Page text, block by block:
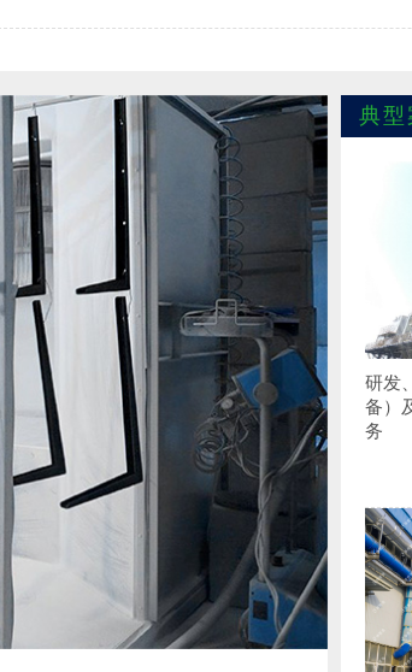
典型
研发
备）
务